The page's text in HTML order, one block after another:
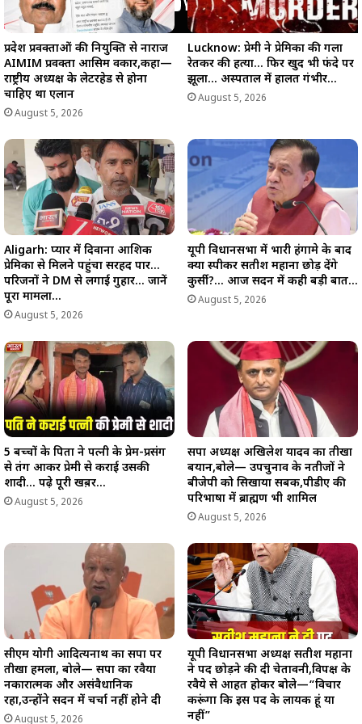
प्रदेश प्रवक्ताओं की नियुक्ति से नाराज
AIMIM प्रवक्ता आसिम वकार,कहा—
राष्ट्रीय अध्यक्ष के लेटरहेड से होना
चाहिए था एलान
August 5, 2026
Lucknow: प्रेमी ने प्रेमिका की गला
रेतकर की हत्या… फिर खुद भी फंदे पर
झूला… अस्पताल में हालत गंभीर…
August 5, 2026
Aligarh: प्यार में दिवाना आशिक
प्रेमिका से मिलने पहुंचा सरहद पार…
परिजनों ने DM से लगाई गुहार… जानें
पूरा मामला…
August 5, 2026
यूपी विधानसभा में भारी हंगामे के बाद
क्या स्पीकर सतीश महाना छोड़ देंगे
कुर्सी?… आज सदन में कही बड़ी बात…
August 5, 2026
5 बच्चों के पिता ने पत्नी के प्रेम-प्रसंग
से तंग आकर प्रेमी से कराई उसकी
शादी… पढ़े पूरी खब़र…
August 5, 2026
सपा अध्यक्ष अखिलेश यादव का तीखा
बयान,बोले— उपचुनाव के नतीजों ने
बीजेपी को सिखाया सबक,पीडीए की
परिभाषा में ब्राह्मण भी शामिल
August 5, 2026
सीएम योगी आदित्यनाथ का सपा पर
तीखा हमला, बोले— सपा का रवैया
नकारात्मक और असंवैधानिक
रहा,उन्होंने सदन में चर्चा नहीं होने दी
August 5, 2026
यूपी विधानसभा अध्यक्ष सतीश महाना
ने पद छोड़ने की दी चेतावनी,विपक्ष के
रवैये से आहत होकर बोले—“विचार
करूंगा कि इस पद के लायक हूं या
नहीं”